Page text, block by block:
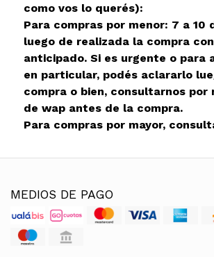
como vos lo querés):
Para compras por menor: 7 a 10
luego de realizada la compra
anticipado. Si es urgente o para
en particular, podés aclararlo
compra o bien, consultarnos por
de wap antes de la compra.
Para compras por mayor,
MEDIOS DE PAGO